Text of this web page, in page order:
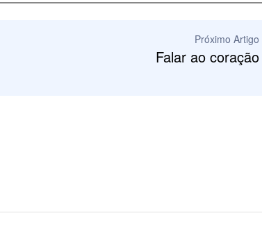
Próximo Artigo
Falar ao coração